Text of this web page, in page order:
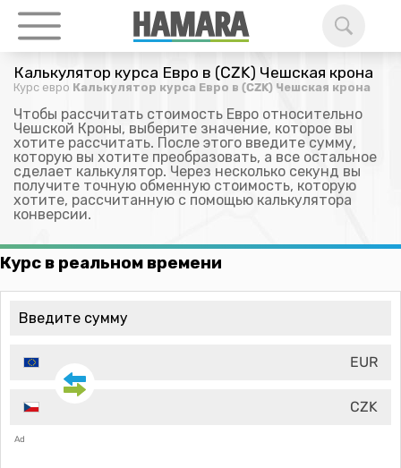
Калькулятор курса Евро в (CZK) Чешская крона
Курс евро Калькулятор курса Евро в (CZK) Чешская крона
Чтобы рассчитать стоимость Евро относительно
Чешской Кроны, выберите значение, которое вы
хотите рассчитать. После этого введите сумму,
которую вы хотите преобразовать, а все остальное
сделает калькулятор. Через несколько секунд вы
получите точную обменную стоимость, которую
хотите, рассчитанную с помощью калькулятора
конверсии.
Курс в реальном времени
EUR
CZK
Ad